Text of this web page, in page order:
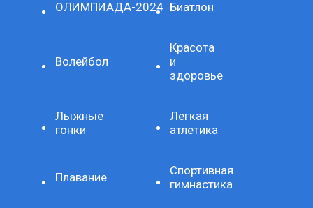
ОЛИМПИАДА-2024 Биатлон
Волейбол
Красота
и
здоровье
Лыжные
гонки
Легкая
атлетика
Плавание
Спортивная
гимнастика